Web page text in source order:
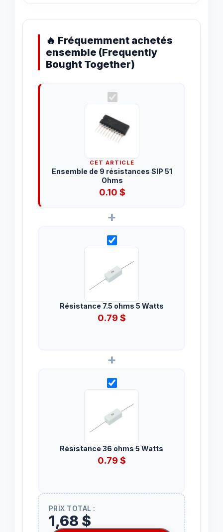
🔥 Fréquemment achetés
ensemble (Frequently
Bought Together)
CET ARTICLE
Ensemble de 9 résistances SIP 51
Ohms
0.10 $
+
Résistance 7.5 ohms 5 Watts
0.79 $
+
Résistance 36 ohms 5 Watts
0.79 $
PRIX TOTAL :
1,68 $